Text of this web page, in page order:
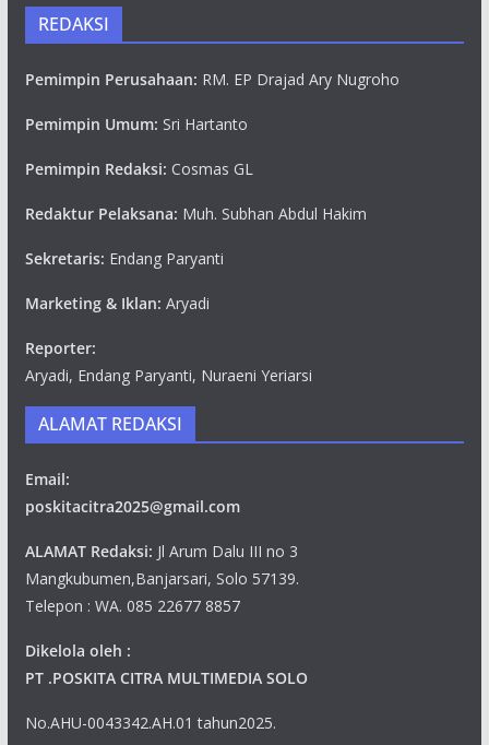
REDAKSI
Pemimpin Perusahaan: RM. EP Drajad Ary Nugroho
Pemimpin Umum: Sri Hartanto
Pemimpin Redaksi: Cosmas GL
Redaktur Pelaksana: Muh. Subhan Abdul Hakim
Sekretaris: Endang Paryanti
Marketing & Iklan: Aryadi
Reporter:
Aryadi, Endang Paryanti, Nuraeni Yeriarsi
ALAMAT REDAKSI
Email:
poskitacitra2025@gmail.com
ALAMAT Redaksi: Jl Arum Dalu III no 3
Mangkubumen,Banjarsari, Solo 57139.
Telepon : WA. 085 22677 8857
Dikelola oleh :
PT .POSKITA CITRA MULTIMEDIA SOLO
No.AHU-0043342.AH.01 tahun2025.